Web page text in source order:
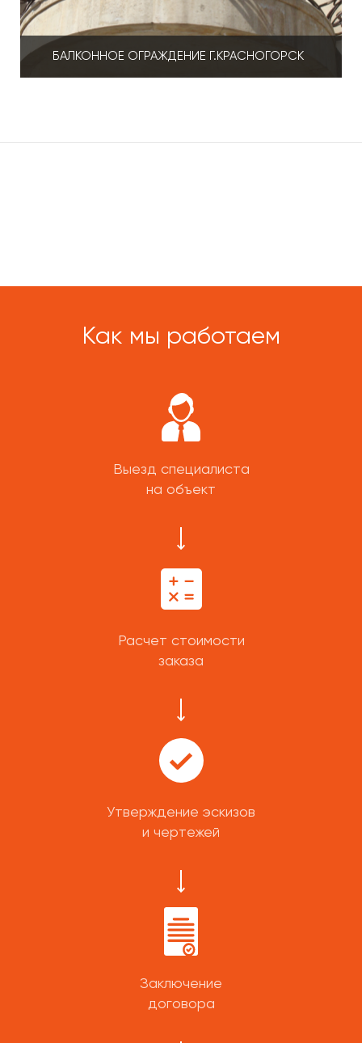
БАЛКОННОЕ ОГРАЖДЕНИЕ Г.КРАСНОГОРСК
Как мы работаем
Выезд специалиста
на объект
Расчет стоимости
заказа
Утверждение эскизов
и чертежей
Заключение
договора